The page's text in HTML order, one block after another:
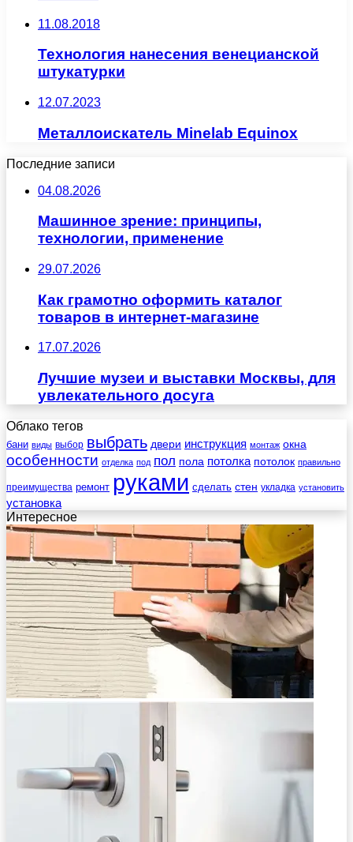
11.08.2018
Технология нанесения венецианской
штукатурки
12.07.2023
Металлоискатель Minelab Equinox
Последние записи
04.08.2026
Машинное зрение: принципы,
технологии, применение
29.07.2026
Как грамотно оформить каталог
товаров в интернет-магазине
17.07.2026
Лучшие музеи и выставки Москвы, для
увлекательного досуга
Облако тегов
бани виды выбор выбрать двери инструкция монтаж окна
особенности отделка под пол пола потолка потолок правильно
преимущества ремонт руками сделать стен укладка установить
установка
Интересное